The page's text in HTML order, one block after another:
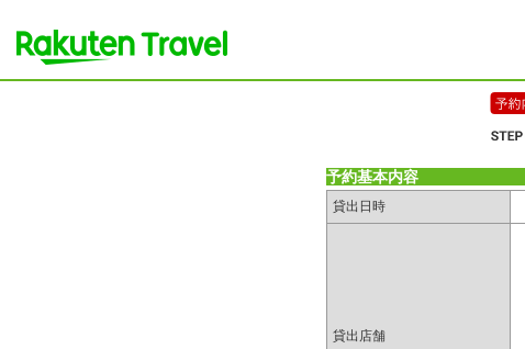
予約基本内容
貸出日時
貸出店舗